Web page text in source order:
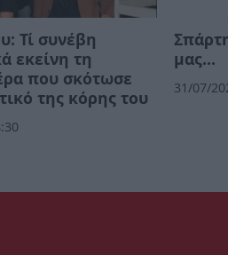
Τί συνέβη
εκείνη τη
που σκότωσε
της κόρης του
μας…
31/07/